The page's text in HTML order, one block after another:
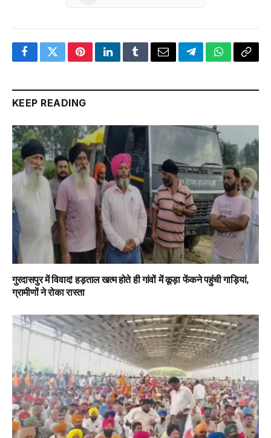
FacebookTwitterPinterestLinkedInTumblrEmailTelegramWhatsApp
Copy
KEEP READING
गुरदासपुर में विवाद! हड़ताल खत्म होते ही गांवों में कूड़ा फेंकने पहुंची गाड़ियां,
ग्रामीणों ने रोका रास्ता